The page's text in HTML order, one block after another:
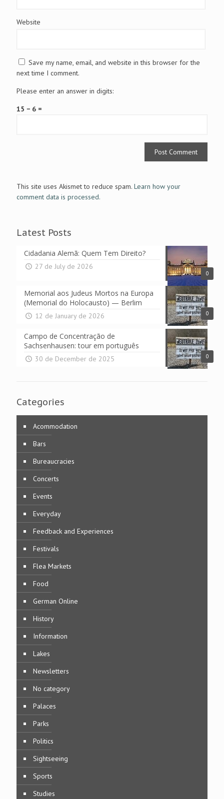
Website
Save my name, email, and website in this browser for the
next time I comment.
Please enter an answer in digits:
15 − 6 =
This site uses Akismet to reduce spam. Learn how your
comment data is processed.
Latest Posts
0
Cidadania Alemã: Quem Tem Direito?
27 de July de 2026
0
Memorial aos Judeus Mortos na Europa
(Memorial do Holocausto) — Berlim
12 de January de 2026
0
Campo de Concentração de
Sachsenhausen: tour em português
30 de December de 2025
Categories
Acommodation
Bars
Bureaucracies
Concerts
Events
Everyday
Feedback and Experiences
Festivals
Flea Markets
Food
German Online
History
Information
Lakes
Newsletters
No category
Palaces
Parks
Politics
Sightseeing
Sports
Studies